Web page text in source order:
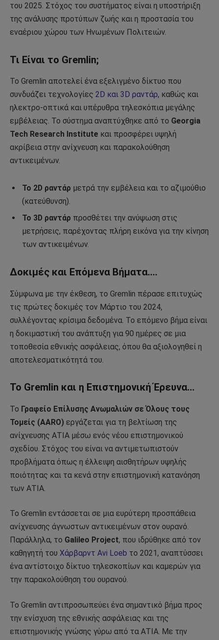
του 2025. Στόχος του συστήματος είναι η υποστήριξη
της ανάλυσης προτύπων ζωής και η προστασία του
εναέριου χώρου των Ηνωμένων Πολιτειών.
Τι Είναι το Gremlin;
Το Gremlin αποτελεί ένα εξελιγμένο δίκτυο που
συνδυάζει τεχνολογίες 2D και 3D ραντάρ, καθώς και
ηλεκτρο-οπτικά και υπέρυθρα τηλεσκόπια μεγάλης
εμβέλειας. Το σύστημα αναπτύχθηκε από το Georgia
Tech Research Institute και προσφέρει υψηλή
ακρίβεια στην ανίχνευση και παρακολούθηση
αντικειμένων.
Το 2D ραντάρ μετρά την εμβέλεια και το αζιμούθιο
(κατεύθυνση).
Το 3D ραντάρ προσθέτει την ανύψωση στις
μετρήσεις, παρέχοντας πλήρη εικόνα για την κίνηση
των αντικειμένων.
Δοκιμές και Επόμενα Βήματα….
Σύμφωνα με την έκθεση, το Gremlin πέρασε επιτυχώς
τις πρώτες δοκιμές τον Μάρτιο του 2024,
συλλέγοντας κρίσιμα δεδομένα. Το επόμενο βήμα είναι
η δοκιμαστική του ανάπτυξη για 90 ημέρες σε μια
τοποθεσία εθνικής ασφάλειας, όπου θα αξιολογηθεί η
αποτελεσματικότητά του.
Το Gremlin και η Επιστημονική Έρευνα…
Το Γραφείο Επίλυσης Ανωμαλιών σε Όλους τους
Τομείς (AARO) εργάζεται για τη βελτίωση της
ανίχνευσης ΑΤΙΑ μέσω ενός νέου επιστημονικού
σχεδίου. Στόχος του είναι να αντιμετωπιστούν
προβλήματα όπως η έλλειψη αισθητήρων υψηλής
ποιότητας και τα κενά στην επιστημονική κατανόηση
των ΑΤΙΑ.
Το Gremlin εντάσσεται σε μια ευρύτερη προσπάθεια
ανίχνευσης άγνωστων αντικειμένων στον ουρανό.
Παράλληλα, το Galileo Project, που ιδρύθηκε από τον
καθηγητή του Χάρβαρντ Avi Loeb το 2021, αναπτύσσει
ένα αντίστοιχο δίκτυο τηλεσκοπίων και καμερών για
την παρακολούθηση του ουρανού.
Το Gremlin αντιπροσωπεύει ένα σημαντικό βήμα προς
την ενίσχυση της εθνικής ασφάλειας και της
επιστημονικής γνώσης γύρω από τα ΑΤΙΑ. Με την